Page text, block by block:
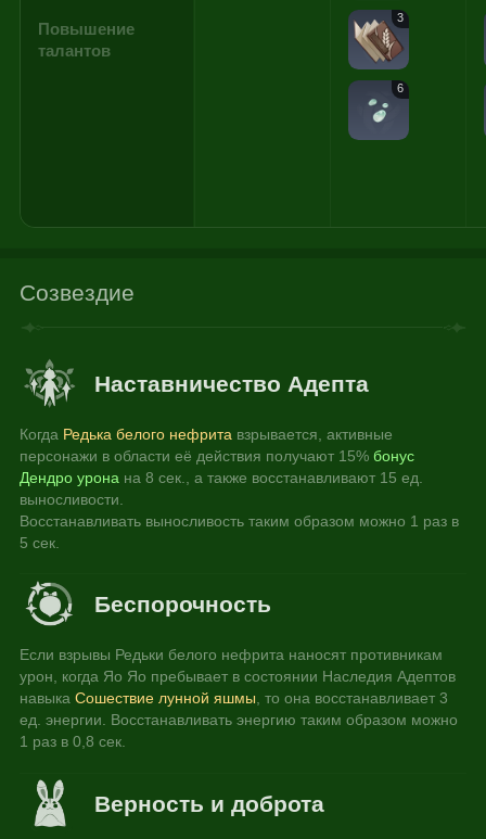
Повышение
талантов
3
6
Созвездие
Наставничество Адепта
Когда Редька белого нефрита взрывается, активные
персонажи в области её действия получают 15% бонус
Дендро урона на 8 сек., а также восстанавливают 15 ед.
выносливости.
Восстанавливать выносливость таким образом можно 1 раз в
5 сек.
Беспорочность
Если взрывы Редьки белого нефрита наносят противникам
урон, когда Яо Яо пребывает в состоянии Наследия Адептов
навыка Сошествие лунной яшмы, то она восстанавливает 3
ед. энергии. Восстанавливать энергию таким образом можно
1 раз в 0,8 сек.
Верность и доброта